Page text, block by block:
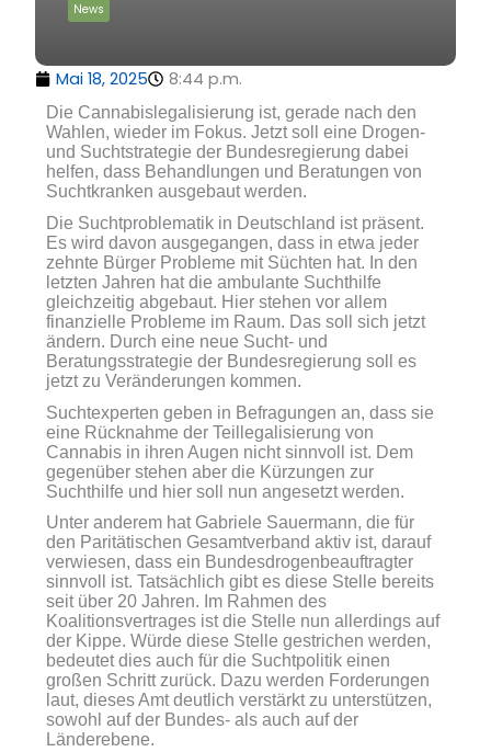
News
Mai 18, 2025 8:44 p.m.
Die Cannabislegalisierung ist, gerade nach den
Wahlen, wieder im Fokus. Jetzt soll eine Drogen-
und Suchtstrategie der Bundesregierung dabei
helfen, dass Behandlungen und Beratungen von
Suchtkranken ausgebaut werden.
Die Suchtproblematik in Deutschland ist präsent.
Es wird davon ausgegangen, dass in etwa jeder
zehnte Bürger Probleme mit Süchten hat. In den
letzten Jahren hat die ambulante Suchthilfe
gleichzeitig abgebaut. Hier stehen vor allem
finanzielle Probleme im Raum. Das soll sich jetzt
ändern. Durch eine neue Sucht- und
Beratungsstrategie der Bundesregierung soll es
jetzt zu Veränderungen kommen.
Suchtexperten geben in Befragungen an, dass sie
eine Rücknahme der Teillegalisierung von
Cannabis in ihren Augen nicht sinnvoll ist. Dem
gegenüber stehen aber die Kürzungen zur
Suchthilfe und hier soll nun angesetzt werden.
Unter anderem hat Gabriele Sauermann, die für
den Paritätischen Gesamtverband aktiv ist, darauf
verwiesen, dass ein Bundesdrogenbeauftragter
sinnvoll ist. Tatsächlich gibt es diese Stelle bereits
seit über 20 Jahren. Im Rahmen des
Koalitionsvertrages ist die Stelle nun allerdings auf
der Kippe. Würde diese Stelle gestrichen werden,
bedeutet dies auch für die Suchtpolitik einen
großen Schritt zurück. Dazu werden Forderungen
laut, dieses Amt deutlich verstärkt zu unterstützen,
sowohl auf der Bundes- als auch auf der
Länderebene.